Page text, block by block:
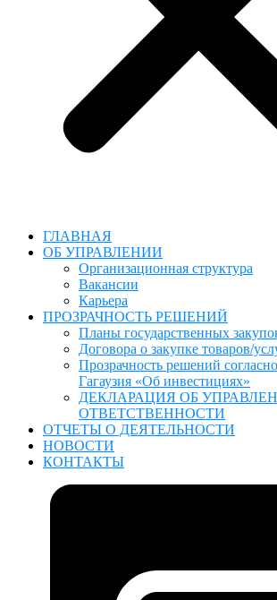
ГЛАВНАЯ
ОБ УПРАВЛЕНИИ
Организационная структура
Вакансии
Карьера
ПРОЗРАЧНОСТЬ РЕШЕНИЙ
Планы государственных
Договора о закупке товаров/
Прозрачность решений
Гагаузия «Об инвестициях»
ДЕКЛАРАЦИЯ ОБ
ОТВЕТСТВЕННОСТИ
ОТЧЕТЫ О ДЕЯТЕЛЬНОСТИ
НОВОСТИ
КОНТАКТЫ